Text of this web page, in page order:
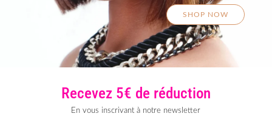
SHOP NOW
Recevez 5€ de réduction
En vous inscrivant à notre newsletter